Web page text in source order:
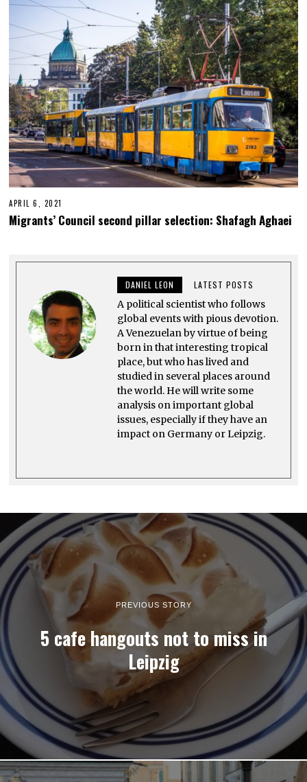
0
3
APRIL 6, 2021
P
R
,
2
1
Migrants’ Council second pillar selection: Shafagh Aghaei
DANIEL LEON LATEST POSTS
A political scientist who follows
global events with pious devotion.
A Venezuelan by virtue of being
born in that interesting tropical
place, but who has lived and
studied in several places around
the world. He will write some
analysis on important global
issues, especially if they have an
impact on Germany or Leipzig.
PREVIOUS STORY
5 cafe hangouts not to miss in
Leipzig